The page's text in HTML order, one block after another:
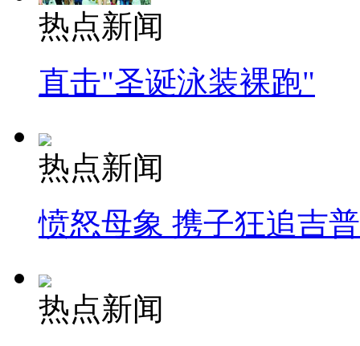
热点新闻
直击"圣诞泳装裸跑"
热点新闻
愤怒母象 携子狂追吉
热点新闻